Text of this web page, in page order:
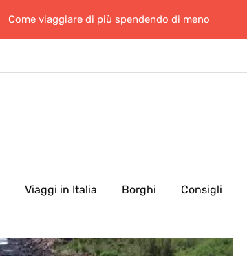
Come viaggiare di più spendendo di meno
Viaggi in Italia Borghi Consigli